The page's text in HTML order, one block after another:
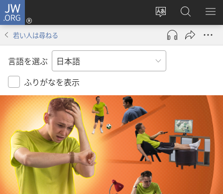
JW.ORG
サ
イ
ト
の
言
を
変
る
ロ
グ
ン
し
タ
で
開
く）
JW.ORG
の
検
メ
を
若い人は尋ねる
言語を選ぶ
ふりがなを表示